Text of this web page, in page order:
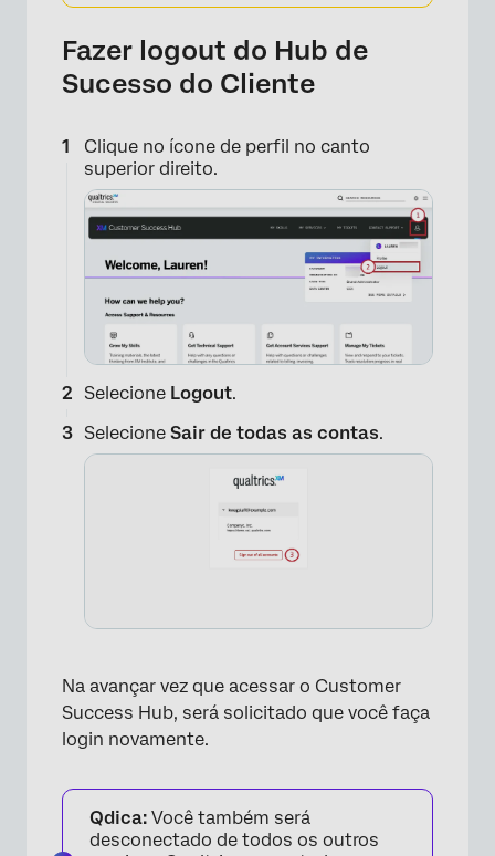
Fazer logout do Hub de
Sucesso do Cliente
Clique no ícone de perfil no canto
superior direito.
Selecione Logout.
Selecione Sair de todas as contas.
Na avançar vez que acessar o Customer
Success Hub, será solicitado que você faça
login novamente.
Qdica: Você também será
desconectado de todos os outros